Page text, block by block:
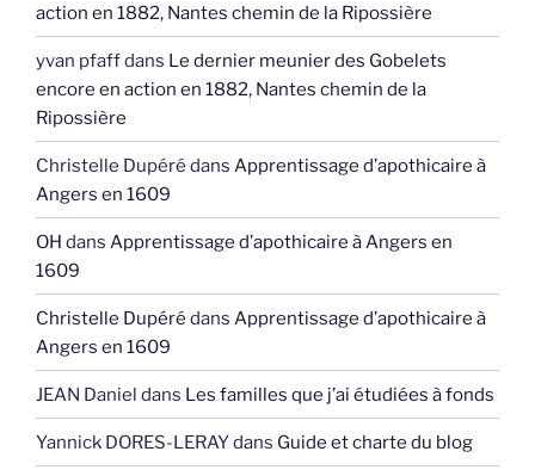
action en 1882, Nantes chemin de la Ripossière
yvan pfaffdans Le dernier meunier des Gobelets
encore en action en 1882, Nantes chemin de la
Ripossière
Christelle Dupéré dans Apprentissage d’apothicaire à
Angers en 1609
OH dans Apprentissage d’apothicaire à Angers en
1609
Christelle Dupéré dans Apprentissage d’apothicaire à
Angers en 1609
JEAN Daniel dans Les familles que j’ai étudiées à fonds
Yannick DORES-LERAYdans Guide et charte du blog